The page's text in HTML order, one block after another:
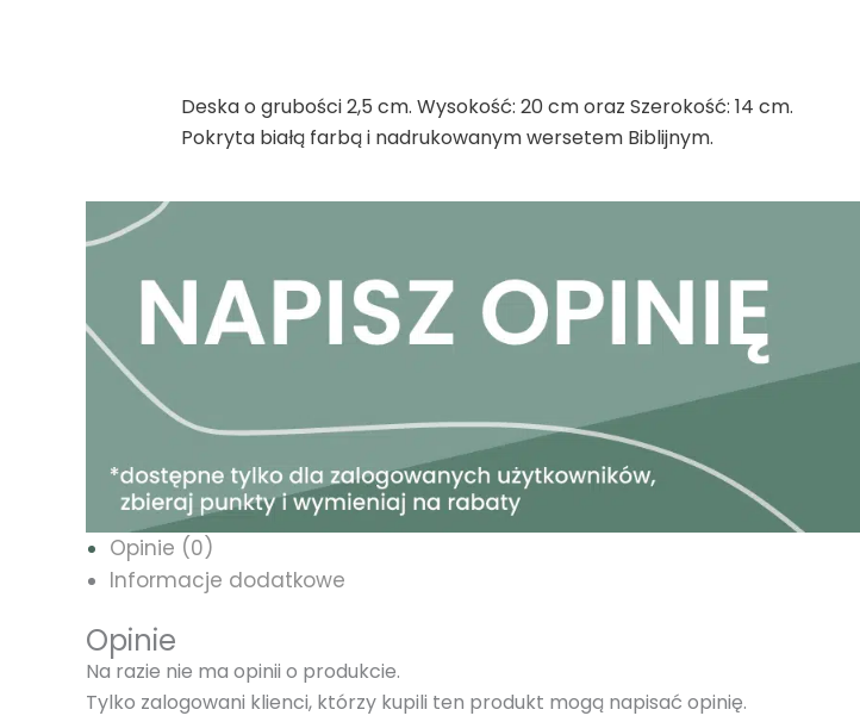
Deska o grubości 2,5 cm. Wysokość: 20 cm oraz Szerokość: 14 cm.
Pokryta białą farbą i nadrukowanym wersetem Biblijnym.
Opinie (0)
Informacje dodatkowe
Opinie
Na razie nie ma opinii o produkcie.
Tylko zalogowani klienci, którzy kupili ten produkt mogą napisać opinię.